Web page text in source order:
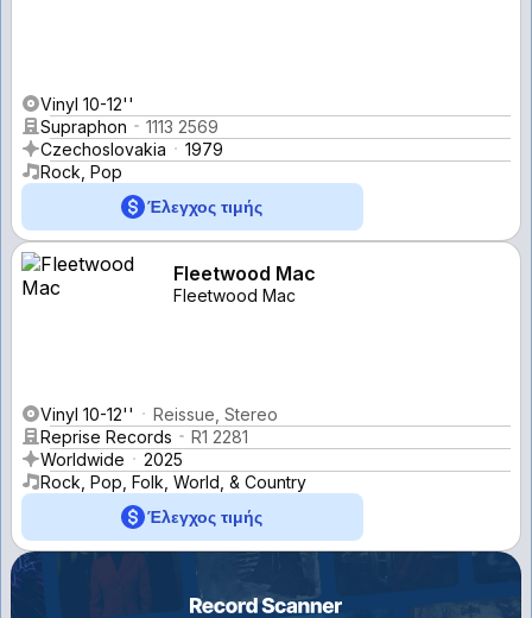
Vinyl 10-12''
Supraphon
1113 2569
Czechoslovakia
1979
Rock, Pop
Έλεγχος τιμής
Fleetwood Mac
Fleetwood Mac
Vinyl 10-12''
Reissue, Stereo
Reprise Records
R1 2281
Worldwide
2025
Rock, Pop, Folk, World, & Country
Έλεγχος τιμής